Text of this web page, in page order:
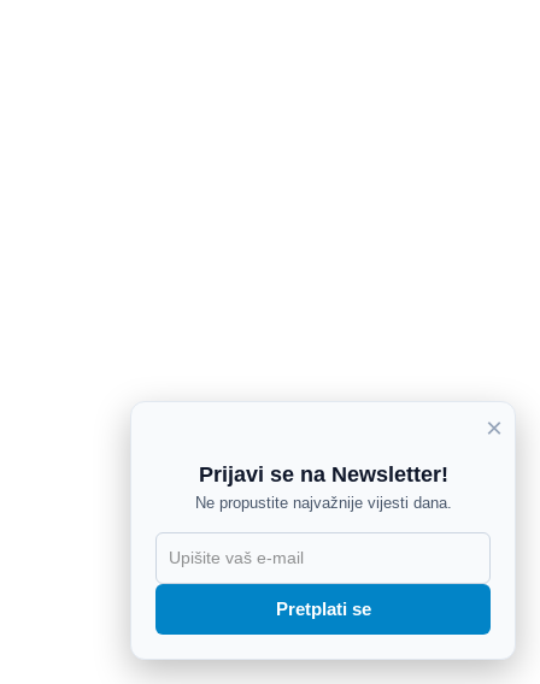
×
Prijavi se na Newsletter!
Ne propustite najvažnije vijesti dana.
Pretplati se